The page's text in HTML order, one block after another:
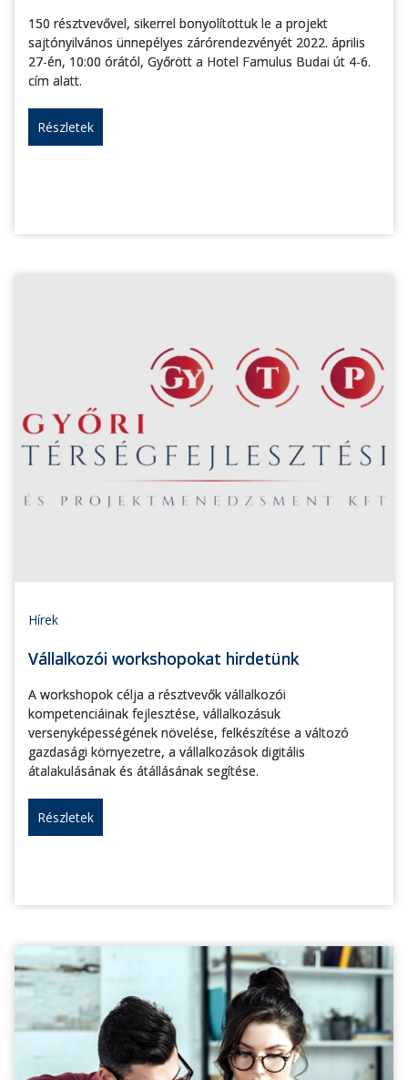
150 résztvevővel, sikerrel bonyolítottuk le a projekt
sajtónyilvános ünnepélyes zárórendezvényét 2022. április
27-én, 10:00 órától, Győrött a Hotel Famulus Budai út 4-6.
cím alatt.
Részletek
Hírek
Vállalkozói workshopokat hirdetünk
A workshopok célja a résztvevők vállalkozói
kompetenciáinak fejlesztése, vállalkozásuk
versenyképességének növelése, felkészítése a változó
gazdasági környezetre, a vállalkozások digitális
átalakulásának és átállásának segítése.
Részletek